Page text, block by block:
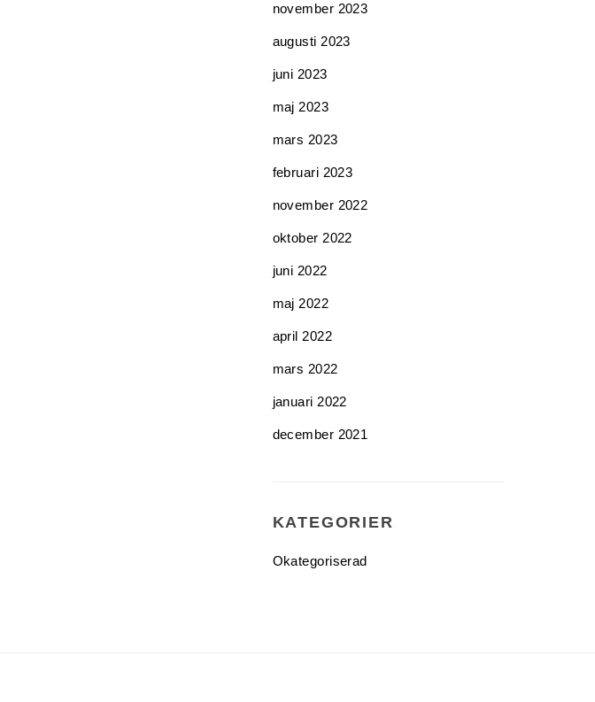
november 2023
augusti 2023
juni 2023
maj 2023
mars 2023
februari 2023
november 2022
oktober 2022
juni 2022
maj 2022
april 2022
mars 2022
januari 2022
december 2021
KATEGORIER
Okategoriserad